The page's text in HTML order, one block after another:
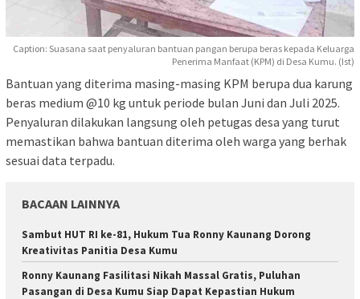
Caption: Suasana saat penyaluran bantuan pangan berupa beras kepada Keluarga
Penerima Manfaat (KPM) di Desa Kumu. (Ist)
Bantuan yang diterima masing-masing KPM berupa dua karung
beras medium @10 kg untuk periode bulan Juni dan Juli 2025.
Penyaluran dilakukan langsung oleh petugas desa yang turut
memastikan bahwa bantuan diterima oleh warga yang berhak
sesuai data terpadu.
BACAAN LAINNYA
Sambut HUT RI ke-81, Hukum Tua Ronny Kaunang Dorong
Kreativitas Panitia Desa Kumu
Ronny Kaunang Fasilitasi Nikah Massal Gratis, Puluhan
Pasangan di Desa Kumu Siap Dapat Kepastian Hukum